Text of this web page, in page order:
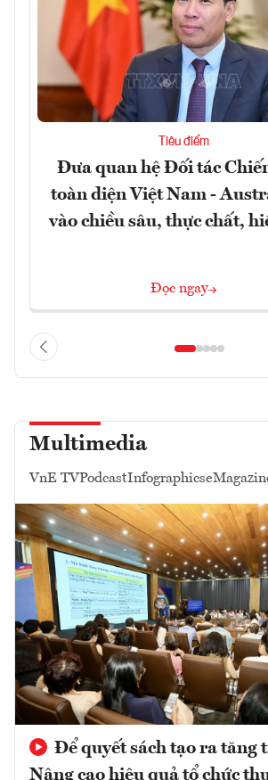
Tiêu điểm
Đưa quan hệ Đối tác
toàn diện Việt Nam -
vào chiều sâu, thực chất,
Đọc ngay
Multimedia
VnE TVPodcastInfographics
Để quyết sách tạo ra tăng
Nâng cao hiệu quả tổ chức